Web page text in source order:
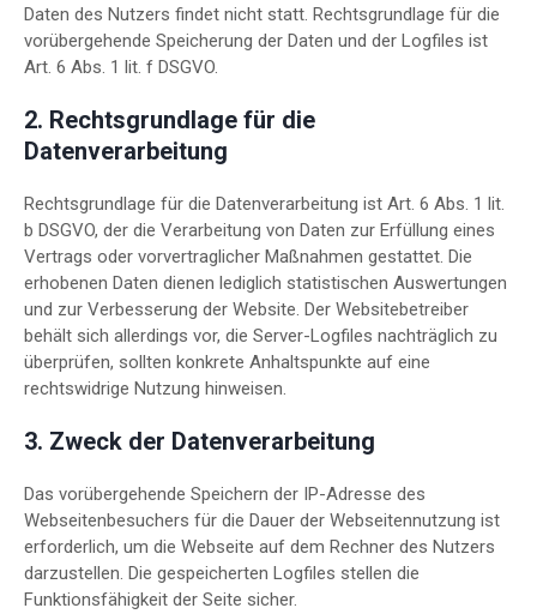
Daten des Nutzers findet nicht statt. Rechtsgrundlage für die
vorübergehende Speicherung der Daten und der Logfiles ist
Art. 6 Abs. 1 lit. f DSGVO.
2. Rechtsgrundlage für die
Datenverarbeitung
Rechtsgrundlage für die Datenverarbeitung ist Art. 6 Abs. 1 lit.
b DSGVO, der die Verarbeitung von Daten zur Erfüllung eines
Vertrags oder vorvertraglicher Maßnahmen gestattet. Die
erhobenen Daten dienen lediglich statistischen Auswertungen
und zur Verbesserung der Website. Der Websitebetreiber
behält sich allerdings vor, die Server-Logfiles nachträglich zu
überprüfen, sollten konkrete Anhaltspunkte auf eine
rechtswidrige Nutzung hinweisen.
3. Zweck der Datenverarbeitung
Das vorübergehende Speichern der IP-Adresse des
Webseitenbesuchers für die Dauer der Webseitennutzung ist
erforderlich, um die Webseite auf dem Rechner des Nutzers
darzustellen. Die gespeicherten Logfiles stellen die
Funktionsfähigkeit der Seite sicher.